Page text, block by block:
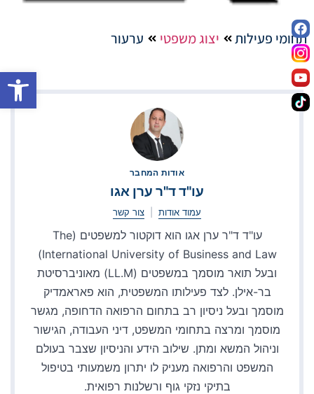
תחומי פעילות יצוג משפטי ערעור
אודות המחבר
עו"ד ד"ר ערן אגו
עמוד אודות צור קשר
עו"ד ד"ר ערן אגו הוא דוקטור למשפטים (The
International University of Business and Law)
ובעל תואר מוסמך במשפטים (LL.M) מאוניברסיטת
בר-אילן. לצד פעילותו המשפטית, הוא פאראמדיק
מוסמך ובעל ניסיון רב בתחום הרפואה הדחופה, מגשר
מוסמך ומרצה בתחומי המשפט, דיני העבודה, הגישור
וניהול המשא ומתן. שילוב הידע והניסיון שצבר בעולם
המשפט והרפואה מעניק לו יתרון משמעותי בטיפול
בתיקי נזקי גוף ורשלנות רפואית.
פתח